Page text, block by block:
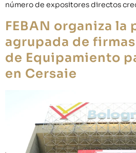
número de expositores directos
FEBAN organiza
agrupada de
de Equipamiento
en Cersaie